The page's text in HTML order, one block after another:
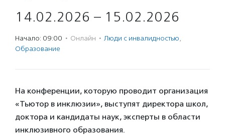
14.02.2026 – 15.02.2026
Начало: 09:00 · Онлайн · Люди с инвалидностью,
Образование
На конференции, которую проводит организация
«Тьютор в инклюзии», выступят директора школ,
доктора и кандидаты наук, эксперты в области
инклюзивного образования.